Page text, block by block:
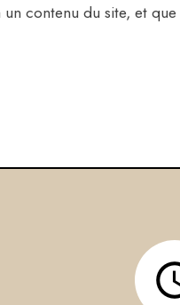
contenu du site, et